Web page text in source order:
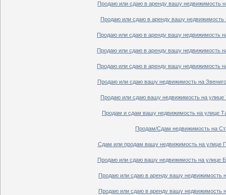
Продаю или сдаю в аренду вашу недвижимость
Продаю или сдаю в аренду вашу недвижимость
Продаю или сдаю в аренду вашу недвижимость
Продаю или сдаю в аренду вашу недвижимость
Продаю или сдаю в аренду вашу недвижимость
Продаю или сдаю вашу недвижимость на
Продаю или сдаю вашу недвижимость на улице
Продам и сдам вашу недвижимость на улице
Продам/Сдам недвижимость на
Сдам или продам вашу недвижимость на улице
Продаю или сдаю вашу недвижимость на улице
Продаю или сдаю в аренду вашу недвижимость
Продаю или сдаю в аренду вашу недвижимость